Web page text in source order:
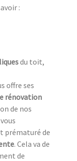
:
du toit,
offre ses
rénovation
de nos
vous
prématuré de
. Cela va de
de